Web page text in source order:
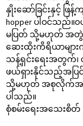
နှိုးဆော်ခြင်းနှင့် ဖ
hopper ပါဝင်သ
မပြတ် သို့မဟုတ် အတွဲလို
ဆေးထိုးကိရိယာမျာ
သန့်ရှင်းရေးအတွက်
ဖယ်ရှားနိုင်သည့်အပြ
သို့မဟုတ် အစုလိုက်အ
ပါသည်။
စုံစမ်းရေးအသေးစိတ်